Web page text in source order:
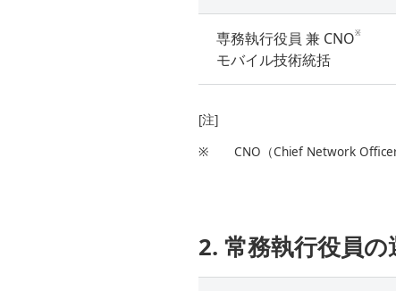
専務執行役員 兼 CNO※
モバイル技術統括
[注]
※
CNO（Chief Network
2. 常務執行役員の